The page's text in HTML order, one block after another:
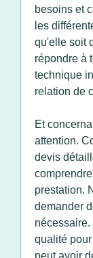
besoins et
les
qu'elle soit
répondre à
technique
relation de
Et
attention.
devis
prestation.
demander
qualité
peut avoir